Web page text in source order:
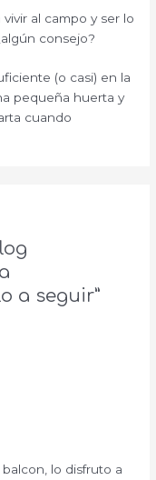
al campo y ser lo
consejo?
(o casi) en la
pequeña huerta y
cuando
a seguir”
lo disfruto a